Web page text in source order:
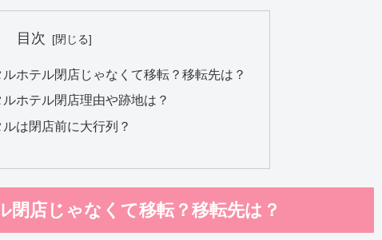
目次
ホテル閉店じゃなくて移転？移転先は？
ホテル閉店理由や跡地は？
は閉店前に大行列？
店じゃなくて移転？移転先は？